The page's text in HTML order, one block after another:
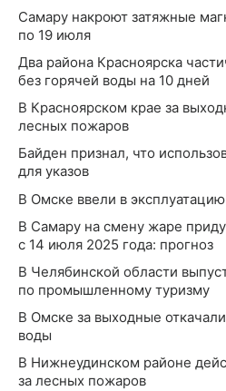
Самару накроют затяжные
по 19 июля
Два района Красноярска
без горячей воды на 10 дней
В Красноярском крае за
лесных пожаров
Байден признал, что
для указов
В Омске ввели в
В Самару на смену жаре
с 14 июля 2025 года: прогноз
В Челябинской области
по промышленному туризму
В Омске за выходные
воды
В Нижнеудинском районе
за лесных пожаров